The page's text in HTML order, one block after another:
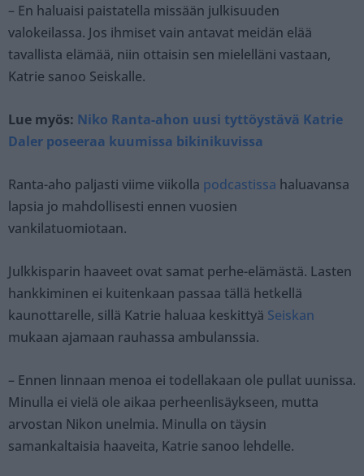
– En haluaisi paistatella missään julkisuuden
valokeilassa. Jos ihmiset vain antavat meidän elää
tavallista elämää, niin ottaisin sen mielelläni vastaan,
Katrie sanoo Seiskalle.
Lue myös: Niko Ranta-ahon uusi tyttöystävä Katrie
Daler poseeraa kuumissa bikinikuvissa
Ranta-aho paljasti viime viikolla podcastissa haluavansa
lapsia jo mahdollisesti ennen vuosien
vankilatuomiotaan.
Julkkisparin haaveet ovat samat perhe-elämästä. Lasten
hankkiminen ei kuitenkaan passaa tällä hetkellä
kaunottarelle, sillä Katrie haluaa keskittyä Seiskan
mukaan ajamaan rauhassa ambulanssia.
– Ennen linnaan menoa ei todellakaan ole pullat uunissa.
Minulla ei vielä ole aikaa perheenlisäykseen, mutta
arvostan Nikon unelmia. Minulla on täysin
samankaltaisia haaveita, Katrie sanoo lehdelle.